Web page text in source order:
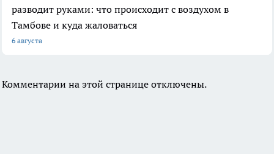
разводит руками: что происходит с воздухом в
Тамбове и куда жаловаться
6 августа
Комментарии на этой странице отключены.